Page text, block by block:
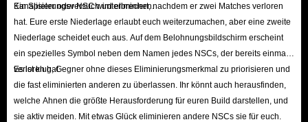
Kanalisierungsversuch unterbrechen.
Ein Spieler oder NSC wird eliminiert, nachdem er zwei Matches verloren
hat. Eure erste Niederlage erlaubt euch weiterzumachen, aber eine zweite
Niederlage scheidet euch aus. Auf dem Belohnungsbildschirm erscheint
ein spezielles Symbol neben dem Namen jedes NSCs, der bereits einmal
verloren hat.
Es ist klug, Gegner ohne dieses Eliminierungsmerkmal zu priorisieren und
die fast eliminierten anderen zu überlassen. Ihr könnt auch herausfinden,
welche Ahnen die größte Herausforderung für euren Build darstellen, und
sie aktiv meiden. Mit etwas Glück eliminieren andere NSCs sie für euch.